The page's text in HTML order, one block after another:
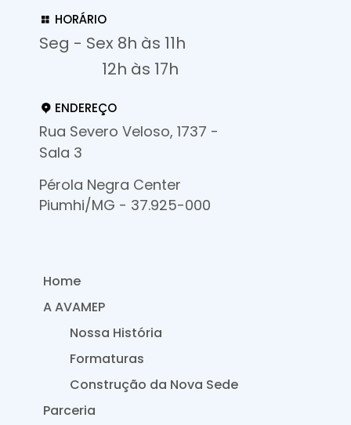
HORÁRIO
Seg - Sex 8h às 11h
12h às 17h
ENDEREÇO
Rua Severo Veloso, 1737 -
Sala 3
Pérola Negra Center
Piumhi/MG - 37.925-000
Home
A AVAMEP
Nossa História
Formaturas
Construção da Nova Sede
Parceria